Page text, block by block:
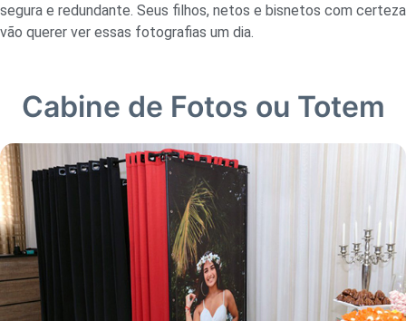
segura e redundante. Seus filhos, netos e bisnetos com certeza
vão querer ver essas fotografias um dia.
Cabine de Fotos ou Totem